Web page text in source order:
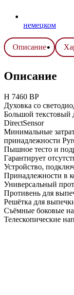
немецком
Описание
Описание
H 7460 BP
Духовка со
Большой
DirectSensor
Минимальные
принадлежности
Пышное тесто и
Гарантирует
Устройство,
Принадлежности в
Универсальный
Противень для
Решётка для
Съёмные боковые
Телескопические